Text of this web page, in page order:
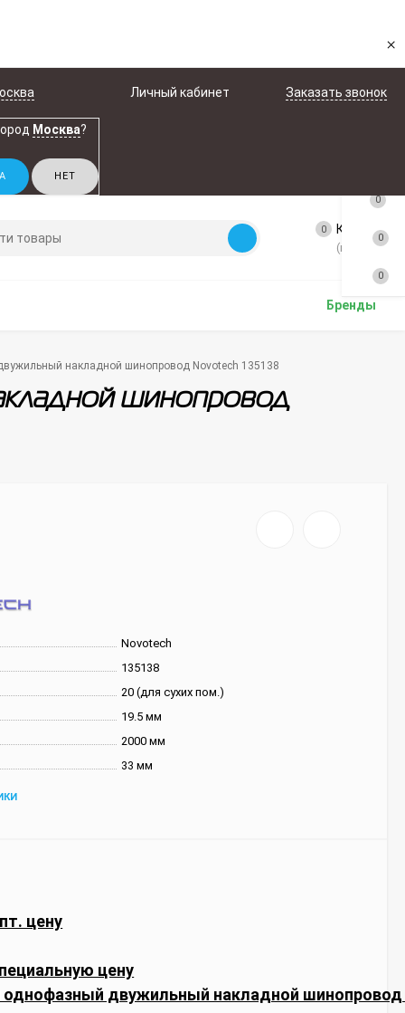
×
Москва?
Личный кабинет Заказать звонок
0 Корзина
(пусто)
Бренды
накладной шинопровод Novotech 135138
шинопровод
Novotech
135138
20 (для сухих пом.)
19.5 мм
2000 мм
33 мм
цену
цену
0
0
0